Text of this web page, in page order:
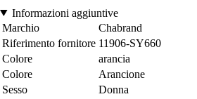
Informazioni aggiuntive
Marchio
Chabrand
Riferimento fornitore 11906-SY660
Colore
arancia
Colore
Arancione
Sesso
Donna